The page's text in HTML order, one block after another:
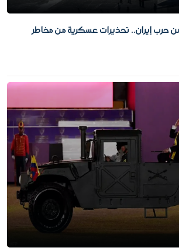
حرب إيران.. تحذيرات عسكرية من مخاطر